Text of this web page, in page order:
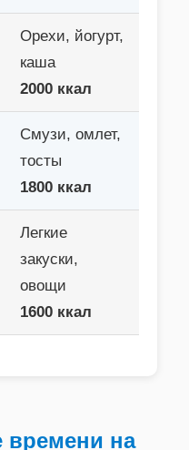
Орехи, йогурт,
каша
2000 ккал
Смузи, омлет,
тосты
1800 ккал
Легкие
закуски,
овощи
1600 ккал
времени на